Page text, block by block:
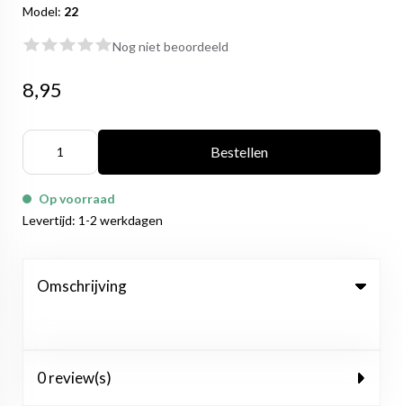
Model: 22
Nog niet beoordeeld
8,95
Bestellen
Op voorraad
Levertijd: 1-2 werkdagen
Omschrijving
0 review(s)